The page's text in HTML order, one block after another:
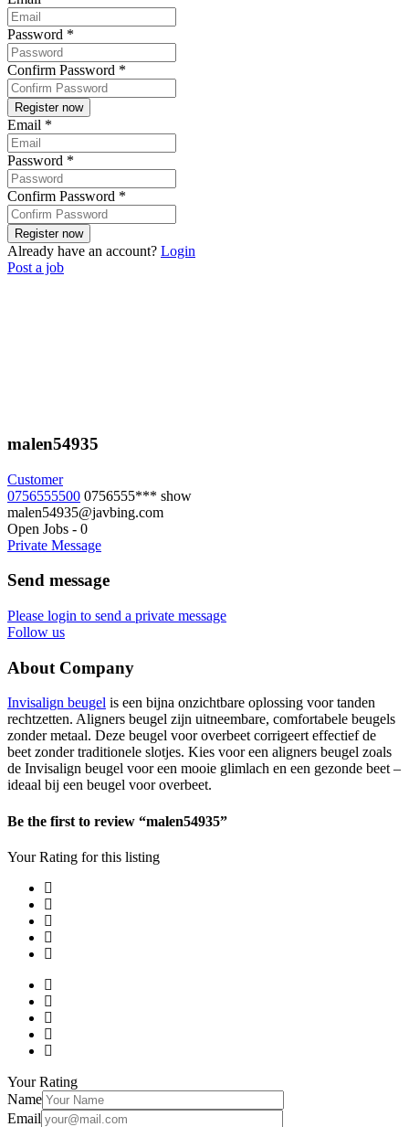
Password *
Confirm Password *
Email *
Password *
Confirm Password *
Already have an account? Login
Post a job
malen54935
Customer
0756555500 0756555*** show
malen54935@javbing.com
Open Jobs - 0
Private Message
Send message
Please login to send a private message
Follow us
About Company
Invisalign beugel is een bijna onzichtbare oplossing voor tanden
rechtzetten. Aligners beugel zijn uitneembare, comfortabele beugels
zonder metaal. Deze beugel voor overbeet corrigeert effectief de
beet zonder traditionele slotjes. Kies voor een aligners beugel zoals
de Invisalign beugel voor een mooie glimlach en een gezonde beet –
ideaal bij een beugel voor overbeet.
Be the first to review “malen54935”
Your Rating for this listing
Your Rating
Name
Email